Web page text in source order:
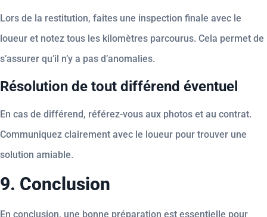
Lors de la restitution, faites une inspection finale avec le
loueur et notez tous les kilomètres parcourus. Cela permet de
s’assurer qu’il n’y a pas d’anomalies.
Résolution de tout différend éventuel
En cas de différend, référez-vous aux photos et au contrat.
Communiquez clairement avec le loueur pour trouver une
solution amiable.
9. Conclusion
En conclusion, une bonne préparation est essentielle pour